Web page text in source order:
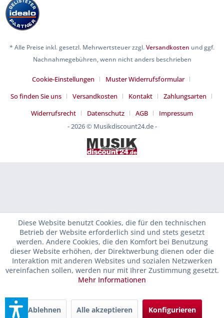
* Alle Preise inkl. gesetzl. Mehrwertsteuer zzgl.Versandkosten und ggf.
Nachnahmegebühren, wenn nicht anders beschrieben
Cookie-Einstellungen
Muster Widerrufsformular
So finden Sie uns
Versandkosten Kontakt
Zahlungsarten
Widerrufsrecht
Datenschutz AGB
Impressum
- 2026 © Musikdiscount24.de -
Diese Website benutzt Cookies, die für den technischen
Betrieb der Website erforderlich sind und stets gesetzt
werden. Andere Cookies, die den Komfort bei Benutzung
dieser Website erhöhen, der Direktwerbung dienen oder die
Interaktion mit anderen Websites und sozialen Netzwerken
vereinfachen sollen, werden nur mit Ihrer Zustimmung gesetzt.
Mehr Informationen
Ablehnen Alle akzeptieren Konfigurieren